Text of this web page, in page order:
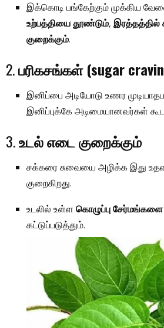
இக்கொடி பங்கேற்கும் முக்கிய
உற்பத்தியை தூண்டும்,
குறைக்கும்.
2.பரிகசங்கள் (sugar
இனிப்பை அடியோடு உணர
இனிப்புக்கே அடிமையானவர்கள்
3.உடல் எடை குறைக்கும்
சக்கரை சுவையை அழிக்க இது
குறைகிறது.
உடலில் உள்ளகொழுப்பு
கட்டுப்படுத்தும்.